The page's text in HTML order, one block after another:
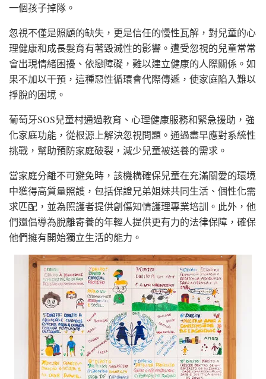
一個孩子掉隊。
忽視不僅是照顧的缺失，更是信任的慢性瓦解，對兒童的心
理健康和成長髮育有著毀滅性的影響。遭受忽視的兒童常常
會出現情緒困擾、依戀障礙，難以建立健康的人際關係。如
果不加以干預，這種惡性循環會代際傳遞，使家庭陷入難以
掙脫的困境。
葡萄牙SOS兒童村通過教育、心理健康服務和緊急援助，強
化家庭功能，從根源上解決忽視問題。通過盡早應對系統性
挑戰，幫助預防家庭破裂，減少兒童被送養的需求。
當家庭分離不可避免時，該機構確保兒童在充滿關愛的環境
中獲得高質量照護，包括保證兄弟姐妹共同生活、個性化需
求匹配，並為照護者提供創傷知情護理專業培訓。此外，他
們還倡導為脫離寄養的年輕人提供更有力的法律保障，確保
他們擁有開始獨立生活的能力。